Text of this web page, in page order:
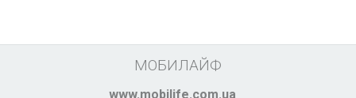
МОБИЛАЙФ
www.mobilife.com.ua